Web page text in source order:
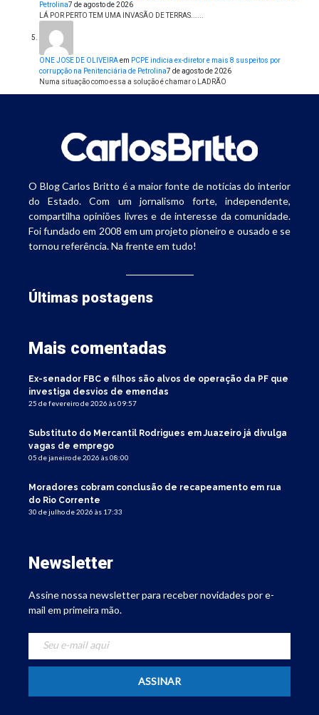
Petrolina7 de agosto de 2026
LÁ POR PERTO TEM UMA INVASÃO DE TERRAS......
ONE JOSE DE OLIVEIRAem PCPE indicia ex-diretor e mais 8 suspeitos por
corrupção na Penitenciária de Petrolina7 de agosto de 2026
Numa situação como essa a solução é chamar o LADRÃO
O Blog Carlos Britto é a maior fonte de notícias do interior
do Estado. Com um jornalismo forte, independente,
compartilha opiniões livres e de interesse da comunidade.
Foi fundado em 2008 em um projeto pioneiro e ousado e se
tornou referência. Na frente em tudo!
Últimas postagens
Mais comentadas
Ex-senador FBC e filhos são alvos de operação da PF que
investiga desvios de emendas
25 de fevereiro de 2026 às 09:57
Substituto do Mercantil Rodrigues em Juazeiro já divulga
vagas de emprego
05 de janeiro de 2026 às 08:00
Moradores cobram conclusão de recapeamento em rua
do Rio Corrente
30 de julho de 2026 às 17:33
Newsletter
Assine nossa newsletter para receber novidades por e-
mail em primeira mão.